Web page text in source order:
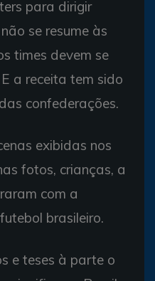
para dirigir
se resume às
times devem se
a receita tem sido
confederações.
exibidas nos
fotos, crianças, a
com a
brasileiro.
e teses à parte o